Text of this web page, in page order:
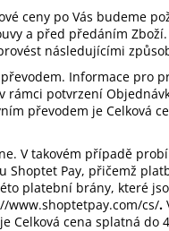
ceny po Vás budeme
a před předáním
následujícími
Informace pro
rámci potvrzení
převodem je Celková
V takovém případě
Shoptet Pay, přičemž
platební brány, které
www.shoptetpay.com/cs/.
Celková cena splatná do